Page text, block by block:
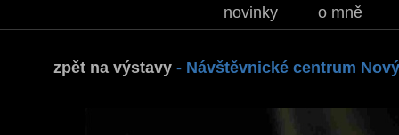
novinky o mně
zpět na výstavy - Návštěvnické centrum